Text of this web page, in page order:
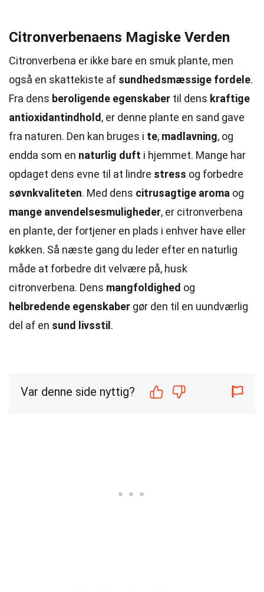
Citronverbenaens Magiske Verden
Citronverbena er ikke bare en smuk plante, men
også en skattekiste af sundhedsmæssige fordele.
Fra dens beroligende egenskaber til dens kraftige
antioxidantindhold , er denne plante en sand gave
fra naturen. Den kan bruges i te, madlavning, og
endda som en naturlig duft i hjemmet. Mange har
opdaget dens evne til at lindre stress og forbedre
søvnkvaliteten. Med dens citrusagtige aroma og
mange anvendelsesmuligheder, er citronverbena
en plante, der fortjener en plads i enhver have eller
køkken. Så næste gang du leder efter en naturlig
måde at forbedre dit velvære på, husk
citronverbena. Dens mangfoldighed og
helbredende egenskaber gør den til en uundværlig
del af en sund livsstil .
Var denne side nyttig?